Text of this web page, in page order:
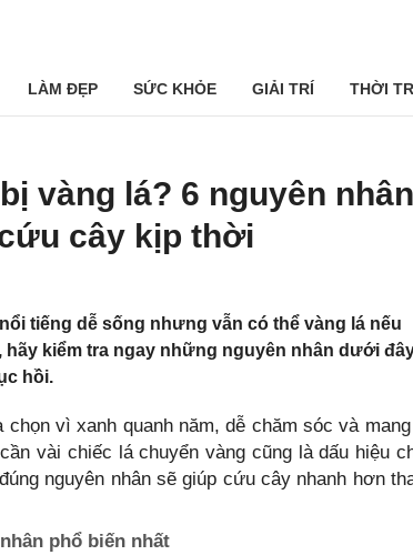
LÀM ĐẸP SỨC KHỎE GIẢI TRÍ THỜI
vàng lá? 6 nguyên nhân
cây kịp thời
tiếng dễ sống nhưng vẫn có thể vàng lá nếu
kiểm tra ngay những nguyên nhân dưới
hồi.
vì xanh quanh năm, dễ chăm sóc và
vài chiếc lá chuyển vàng cũng là dấu hiệu
nguyên nhân sẽ giúp cứu cây nhanh hơn
phổ biến nhất